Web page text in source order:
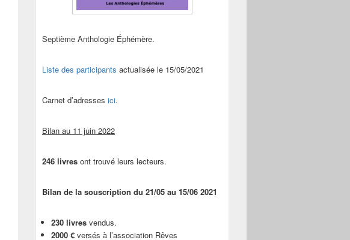
Septième Anthologie Éphémère.
Liste des participants actualisée le 15/05/2021
Carnet d’adresses ici.
Bilan au 11 juin 2022
246 livres ont trouvé leurs lecteurs.
Bilan de la souscription du 21/05 au 15/06 2021
230 livres vendus.
2000 € versés à l’association Rêves